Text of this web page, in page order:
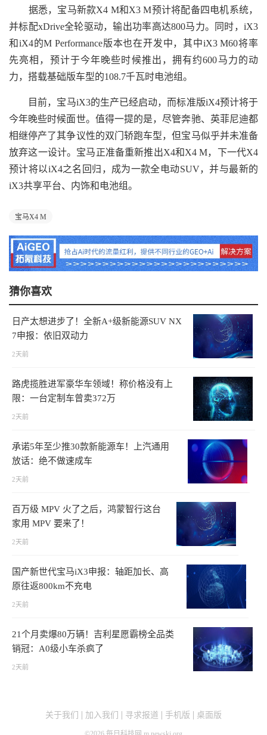
据悉，宝马新款X4 M和X3 M预计将配备四电机系统，
并标配xDrive全轮驱动，输出功率高达800马力。同时，iX3
和iX4的M Performance版本也在开发中，其中iX3 M60将率
先亮相，预计于今年晚些时候推出，拥有约600马力的动
力，搭载基础版车型的108.7千瓦时电池组。
目前，宝马iX3的生产已经启动，而标准版iX4预计将于
今年晚些时候面世。值得一提的是，尽管奔驰、英菲尼迪都
相继停产了其争议性的双门轿跑车型，但宝马似乎并未准备
放弃这一设计。宝马正准备重新推出X4和X4 M，下一代X4
预计将以iX4之名回归，成为一款全电动SUV，并与最新的
iX3共享平台、内饰和电池组。
宝马X4 M
猜你喜欢
日产太想进步了！全新A+级新能源SUV NX
7申报：依旧双动力
2天前
路虎揽胜进军豪华车领域！称价格没有上
限：一台定制车曾卖372万
2天前
承诺5年至少推30款新能源车！上汽通用
放话：绝不做速成车
2天前
百万级 MPV 火了之后，鸿蒙智行这台
家用 MPV 要来了！
2天前
国产新世代宝马iX3申报：轴距加长、高
原往返800km不充电
2天前
21个月卖爆80万辆！吉利星愿霸榜全品类
销冠：A0级小车杀疯了
2天前
关于我们 加入我们 寻求报道 手机版 桌面版